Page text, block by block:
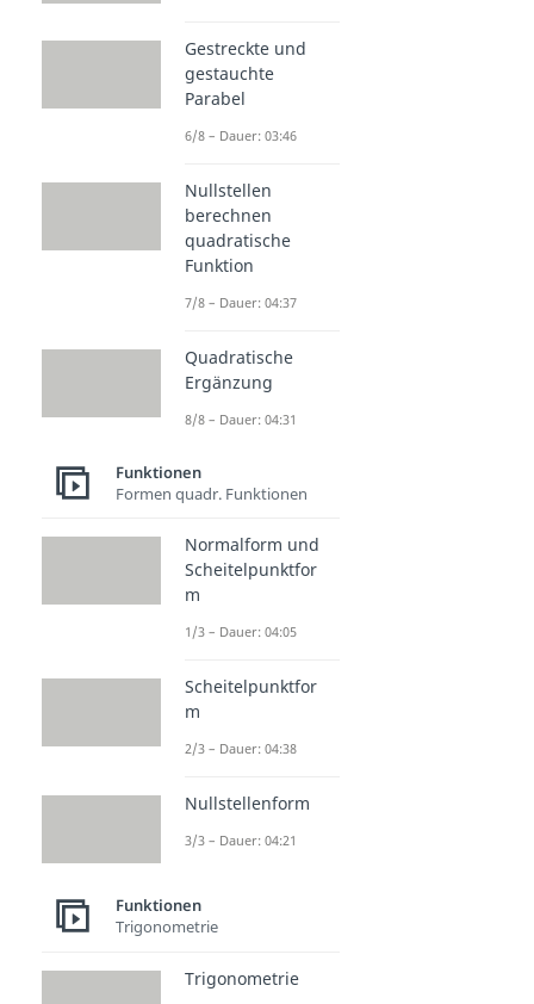
Gestreckte und
gestauchte
Parabel
6/8 – Dauer: 03:46
Nullstellen
berechnen
quadratische
Funktion
7/8 – Dauer: 04:37
Quadratische
Ergänzung
8/8 – Dauer: 04:31
Funktionen
Formen quadr. Funktionen
Normalform und
Scheitelpunktfor
m
1/3 – Dauer: 04:05
Scheitelpunktfor
m
2/3 – Dauer: 04:38
Nullstellenform
3/3 – Dauer: 04:21
Funktionen
Trigonometrie
Trigonometrie